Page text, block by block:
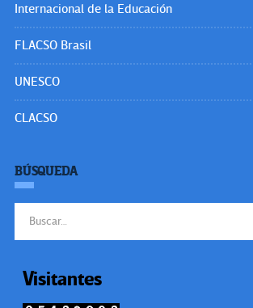
Internacional de la Educación
FLACSO Brasil
UNESCO
CLACSO
BÚSQUEDA
Visitantes